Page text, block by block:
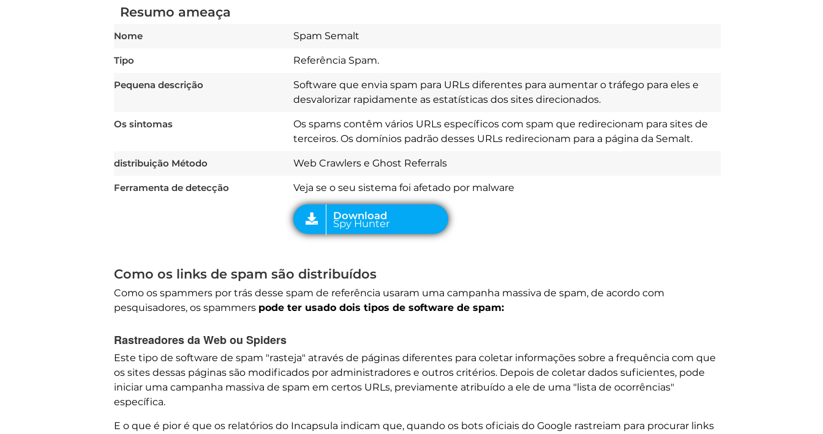
Resumo ameaça
Nome Spam Semalt
Tipo Referência Spam.
Pequena descrição
Software que envia spam para URLs diferentes para aumentar o tráfego para eles e
desvalorizar rapidamente as estatísticas dos sites direcionados.
Os sintomas
Os spams contêm vários URLs específicos com spam que redirecionam para sites de
terceiros. Os domínios padrão desses URLs redirecionam para a página da Semalt.
distribuição Método Web Crawlers e Ghost Referrals
Ferramenta de detecção Veja se o seu sistema foi afetado por malware
Download
Spy Hunter
Como os links de spam são distribuídos
Como os spammers por trás desse spam de referência usaram uma campanha massiva de spam, de acordo com
pesquisadores, os spammers pode ter usado dois tipos de software de spam:
Rastreadores da Web ou Spiders
Este tipo de software de spam "rasteja" através de páginas diferentes para coletar informações sobre a frequência com que
os sites dessas páginas são modificados por administradores e outros critérios. Depois de coletar dados suficientes, pode
iniciar uma campanha massiva de spam em certos URLs, previamente atribuído a ele de uma "lista de ocorrências"
específica.
E o que é pior é que os relatórios do Incapsula indicam que, quando os bots oficiais do Google rastreiam para procurar links